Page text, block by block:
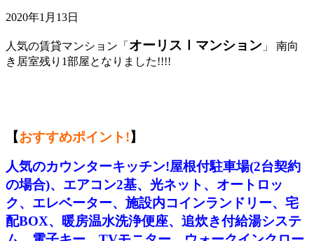
2020年1月13日
人気の賃貸マンション「 オーリスⅠマンション 」 南向
き居室残り1部屋となりました!!!!
【おすすめポイント!】
人気のカウンターキッチン!屋根付駐車場(2台契約
の場合)、エアコン2基、光ネット、オートロッ
ク、エレベーター、施設内コインランドリー、宅
配BOX、暖房温水洗浄便座、追炊き付給湯システ